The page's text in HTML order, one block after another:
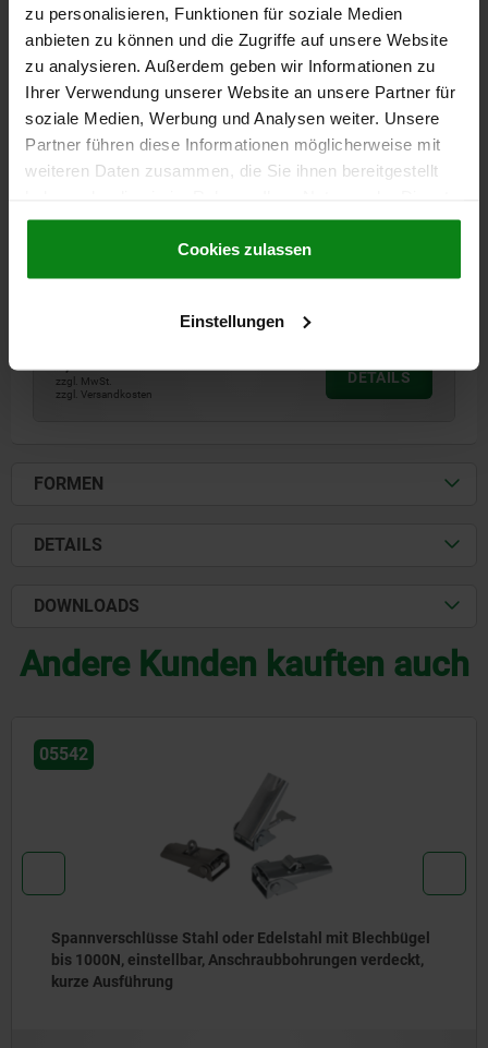
zu personalisieren, Funktionen für soziale Medien
anbieten zu können und die Zugriffe auf unsere Website
zu analysieren. Außerdem geben wir Informationen zu
Ihrer Verwendung unserer Website an unsere Partner für
soziale Medien, Werbung und Analysen weiter. Unsere
Partner führen diese Informationen möglicherweise mit
weiteren Daten zusammen, die Sie ihnen bereitgestellt
gesammelt haben.Cookie Richtlinien
Datenschutz|AGB
Cookies zulassen
Einstellungen
SPANNVERSCHLUSS MIT SPANNBÜGEL,
MATERIAL GRUNDKÖRPER=EDELSTAHL FORM=B
HALTEKRAFT F1 N=300
zzgl. MwSt.
zzgl. Versandkosten
DETAILS
FORMEN
DETAILS
DOWNLOADS
Andere Kunden kauften auch
05542
Spannverschlüsse Stahl oder Edelstahl mit Blechbügel
bis 1000N, einstellbar, Anschraubbohrungen verdeckt,
kurze Ausführung